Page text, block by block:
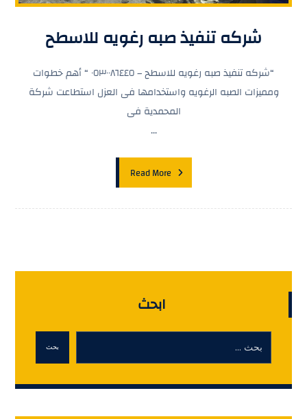
شركه تنفيذ صبه رغويه للاسطح
“شركه تنفيذ صبه رغويه للاسطح – ٠٥٣٠٠٨٦٤٤٥ “ أهم خطوات
ومميزات الصبه الرغويه واستخدامها فى العزل استطاعت شركة
المحمدية فى
...
Read More
ابحث
بحث